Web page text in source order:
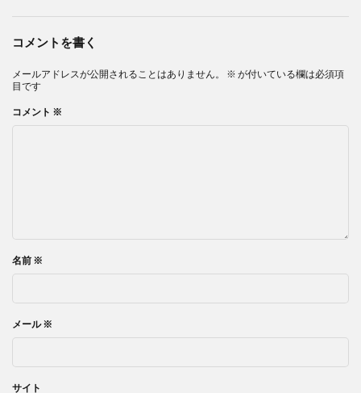
コメントを書く
メールアドレスが公開されることはありません。 ※ が付いている欄は必須項
目です
コメント ※
名前 ※
メール※
サイト